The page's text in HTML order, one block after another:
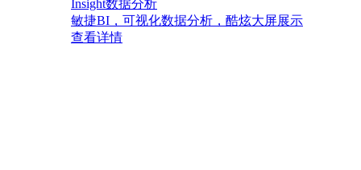
Insight数据分析
敏捷BI，可视化数据分析，酷炫大屏展示
查看详情